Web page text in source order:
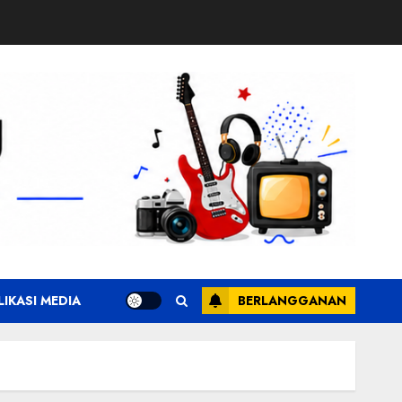
MEDIA BERLANGGANAN